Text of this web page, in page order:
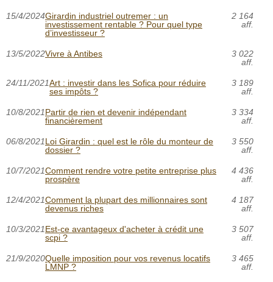
15/4/2024Girardin industriel outremer : un
investissement rentable ? Pour quel type
d’investisseur ?
2 164
aff.
13/5/2022Vivre à Antibes
3 022
aff.
24/11/2021Art : investir dans les Sofica pour réduire
ses impôts ?
3 189
aff.
10/8/2021Partir de rien et devenir indépendant
financièrement
3 334
aff.
06/8/2021Loi Girardin : quel est le rôle du monteur de
dossier ?
3 550
aff.
10/7/2021Comment rendre votre petite entreprise plus
prospère
4 436
aff.
12/4/2021Comment la plupart des millionnaires sont
devenus riches
4 187
aff.
10/3/2021Est-ce avantageux d'acheter à crédit une
scpi ?
3 507
aff.
21/9/2020Quelle imposition pour vos revenus locatifs
LMNP ?
3 465
aff.